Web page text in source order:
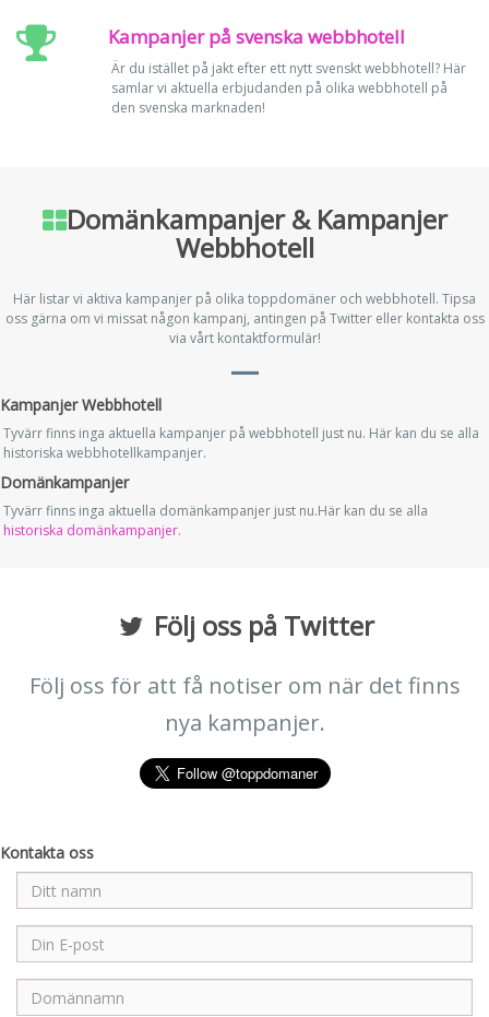
Kampanjer på svenska webbhotell
Är du istället på jakt efter ett nytt svenskt webbhotell? Här
samlar vi aktuella erbjudanden på olika webbhotell på
den svenska marknaden!
Domänkampanjer & Kampanjer
Webbhotell
Här listar vi aktiva kampanjer på olika toppdomäner och webbhotell. Tipsa
oss gärna om vi missat någon kampanj, antingen på Twitter eller kontakta oss
via vårt kontaktformulär!
Kampanjer Webbhotell
Tyvärr finns inga aktuella kampanjer på webbhotell just nu. Här kan du se alla
historiska webbhotellkampanjer.
Domänkampanjer
Tyvärr finns inga aktuella domänkampanjer just nu.Här kan du se alla
historiska domänkampanjer.
Följ oss på Twitter
Följ oss för att få notiser om när det finns
nya kampanjer.
Kontakta oss